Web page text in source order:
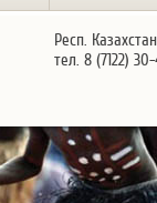
Респ.
тел. 8 (7122)